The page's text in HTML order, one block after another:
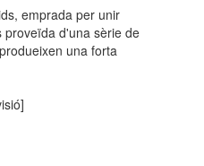
emprada per unir
proveïda d'una sèrie de
una forta